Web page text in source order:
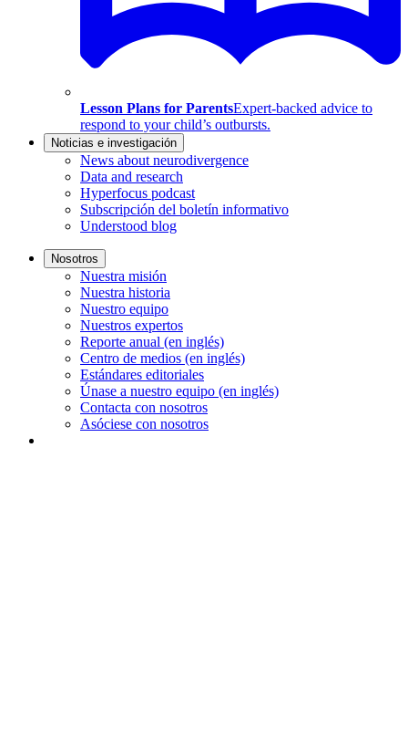
Lesson Plans for ParentsExpert-backed advice to
respond to your child’s outbursts.
Noticias e investigación
News about neurodivergence
Data and research
Hyperfocus podcast
Subscripción del boletín informativo
Understood blog
Nosotros
Nuestra misión
Nuestra historia
Nuestro equipo
Nuestros expertos
Reporte anual (en inglés)
Centro de medios (en inglés)
Estándares editoriales
Únase a nuestro equipo (en inglés)
Contacta con nosotros
Asóciese con nosotros